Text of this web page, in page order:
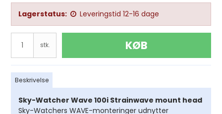
Lagerstatus: Leveringstid 12-16 dage
stk. KØB
Beskrivelse
Sky-Watcher Wave 100i Strainwave mount head
Sky-Watchers WAVE-monteringer udnytter